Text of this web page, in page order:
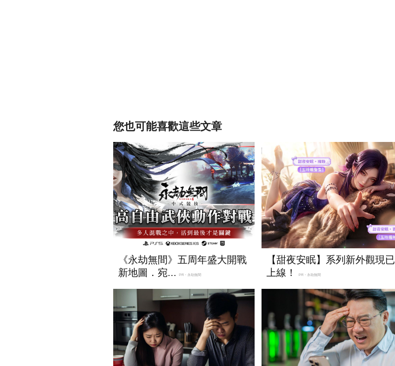
您也可能喜歡這些文章
《永劫無間》五周年盛大開戰
新地圖．宛...
PR・永劫無間
【甜夜安眠】系列新外觀現已
上線！
PR・永劫無間